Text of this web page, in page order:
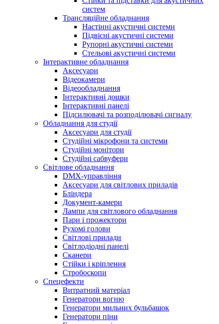
систем
Трансляційне обладнання
Настінні акустичні системи
Підвісні акустичні системи
Рупорні акустичні системи
Стельові акустичні системи
Інтерактивне обладнання
Аксесуари
Відеокамери
Відеообладнання
Інтерактивні дошки
Інтерактивні панелі
Підсилювачі та розподілювачі сигналу
Обладнання для студії
Аксесуари для студії
Студійні мікрофони та системи
Студійні монітори
Студійні сабвуфери
Світлове обладнання
DMX-управління
Аксесуари для світлових приладів
Бліндера
Документ-камери
Лампи для світлового обладнання
Пари і прожектори
Рухомі голови
Світлові прилади
Світлодіодні панелі
Сканери
Стійки і кріплення
Стробоскопи
Спецефекти
Витратний матеріал
Генератори вогню
Генератори мильних бульбашок
Генератори піни